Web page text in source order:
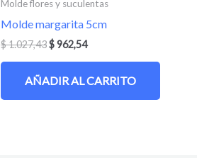
Molde flores y suculentas
Molde margarita 5cm
$1.027,43$962,54
AÑADIR AL CARRITO